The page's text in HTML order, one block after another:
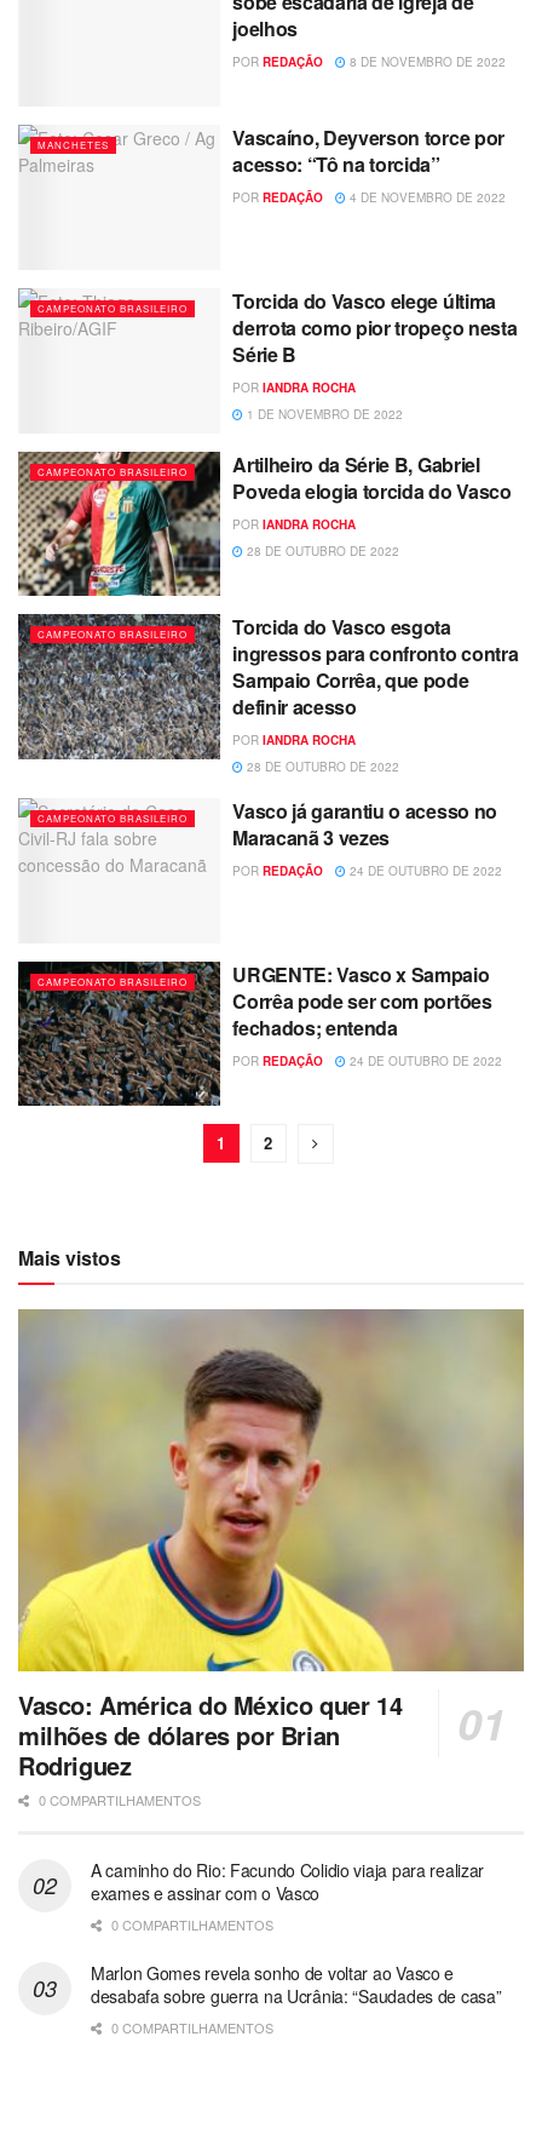
joelhos
POR REDAÇÃO 8 DE NOVEMBRO DE 2022
MANCHETES
Vascaíno, Deyverson torce por
acesso: “Tô na torcida”
POR REDAÇÃO 4 DE NOVEMBRO DE 2022
CAMPEONATO BRASILEIRO
Torcida do Vasco elege última
derrota como pior tropeço nesta
Série B
POR IANDRA ROCHA
1 DE NOVEMBRO DE 2022
CAMPEONATO BRASILEIRO
Artilheiro da Série B, Gabriel
Poveda elogia torcida do Vasco
POR IANDRA ROCHA
28 DE OUTUBRO DE 2022
CAMPEONATO BRASILEIRO
Torcida do Vasco esgota
ingressos para confronto contra
Sampaio Corrêa, que pode
definir acesso
POR IANDRA ROCHA
28 DE OUTUBRO DE 2022
CAMPEONATO BRASILEIRO
Vasco já garantiu o acesso no
Maracanã 3 vezes
POR REDAÇÃO 24 DE OUTUBRO DE 2022
CAMPEONATO BRASILEIRO
URGENTE: Vasco x Sampaio
Corrêa pode ser com portões
fechados; entenda
POR REDAÇÃO 24 DE OUTUBRO DE 2022
1 2
Mais vistos
Vasco: América do México quer 14
milhões de dólares por Brian
Rodriguez
0 COMPARTILHAMENTOS
A caminho do Rio: Facundo Colidio viaja para realizar
exames e assinar com o Vasco
0 COMPARTILHAMENTOS
Marlon Gomes revela sonho de voltar ao Vasco e
desabafa sobre guerra na Ucrânia: “Saudades de casa”
0 COMPARTILHAMENTOS